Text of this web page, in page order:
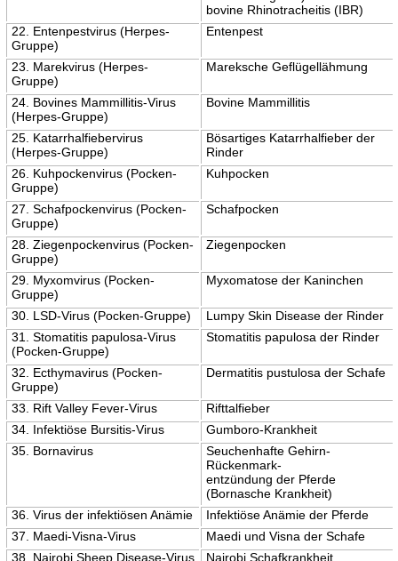
bovine Rhinotracheitis (IBR)
22. Entenpestvirus (Herpes-
Gruppe)
Entenpest
23. Marekvirus (Herpes-
Gruppe)
Mareksche Geflügellähmung
24. Bovines Mammillitis-Virus
(Herpes-Gruppe)
Bovine Mammillitis
25. Katarrhalfiebervirus
(Herpes-Gruppe)
Bösartiges Katarrhalfieber der
Rinder
26. Kuhpockenvirus (Pocken-
Gruppe)
Kuhpocken
27. Schafpockenvirus (Pocken-
Gruppe)
Schafpocken
28. Ziegenpockenvirus (Pocken-
Gruppe)
Ziegenpocken
29. Myxomvirus (Pocken-
Gruppe)
Myxomatose der Kaninchen
30. LSD-Virus (Pocken-Gruppe)
Lumpy Skin Disease der Rinder
31. Stomatitis papulosa-Virus
(Pocken-Gruppe)
Stomatitis papulosa der Rinder
32. Ecthymavirus (Pocken-
Gruppe)
Dermatitis pustulosa der Schafe
33. Rift Valley Fever-Virus
Rifttalfieber
34. Infektiöse Bursitis-Virus
Gumboro-Krankheit
35. Bornavirus
Seuchenhafte Gehirn-
Rückenmark-
entzündung der Pferde
(Bornasche Krankheit)
36. Virus der infektiösen Anämie
Infektiöse Anämie der Pferde
37. Maedi-Visna-Virus
Maedi und Visna der Schafe
38. Nairobi Sheep Disease-Virus
Nairobi Schafkrankheit